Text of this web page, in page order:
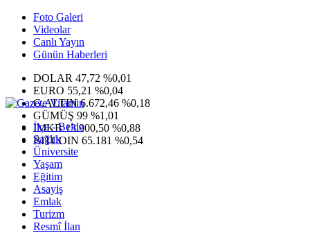
Foto Galeri
Videolar
Canlı Yayın
Günün Haberleri
DOLAR 47,72 %0,01
EURO 55,21 %0,04
G.ALTIN6.672,46 %0,18
GÜMÜŞ 99 %1,01
IMKB13.900,50 %0,88
BITCOIN 65.181 %0,54
İlçe - Belde
Sağlık
Üniversite
Yaşam
Eğitim
Asayiş
Emlak
Turizm
Resmî İlan